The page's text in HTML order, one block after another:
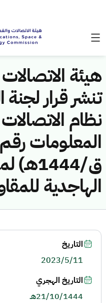
هيئة
تنشر قرار
نظام
ق/
الهاجدية
التاريخ
2023/5/11
التاريخ الهجري
21/10/1444هـ